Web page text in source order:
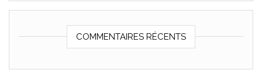
COMMENTAIRES RÉCENTS